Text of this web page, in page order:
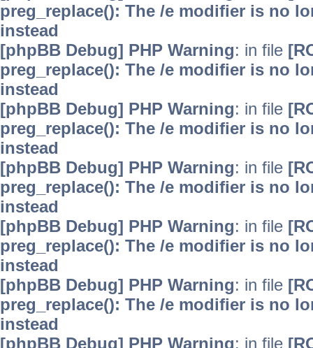
preg_replace(): The /e modifier is no
instead
[phpBB Debug] PHP Warning: in file
preg_replace(): The /e modifier is no
instead
[phpBB Debug] PHP Warning: in file
preg_replace(): The /e modifier is no
instead
[phpBB Debug] PHP Warning: in file
preg_replace(): The /e modifier is no
instead
[phpBB Debug] PHP Warning: in file
preg_replace(): The /e modifier is no
instead
[phpBB Debug] PHP Warning: in file
preg_replace(): The /e modifier is no
instead
[phpBB Debug] PHP Warning: in file